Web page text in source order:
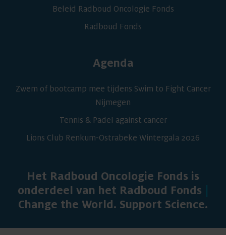
Beleid Radboud Oncologie Fonds
Radboud Fonds
Agenda
Zwem of bootcamp mee tijdens Swim to Fight Cancer
Nijmegen
Tennis & Padel against cancer
Lions Club Renkum-Ostrabeke Wintergala 2026
Het Radboud Oncologie Fonds is
onderdeel van het Radboud Fonds
Change the World. Support Science.